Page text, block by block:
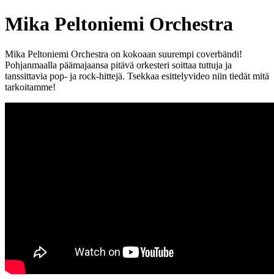
Mika Peltoniemi Orchestra
Mika Peltoniemi Orchestra on kokoaan suurempi coverbändi!
Pohjanmaalla päämajaansa pitävä orkesteri soittaa tuttuja ja
tanssittavia pop- ja rock-hittejä. Tsekkaa esittelyvideo niin tiedät mitä
tarkoitamme!